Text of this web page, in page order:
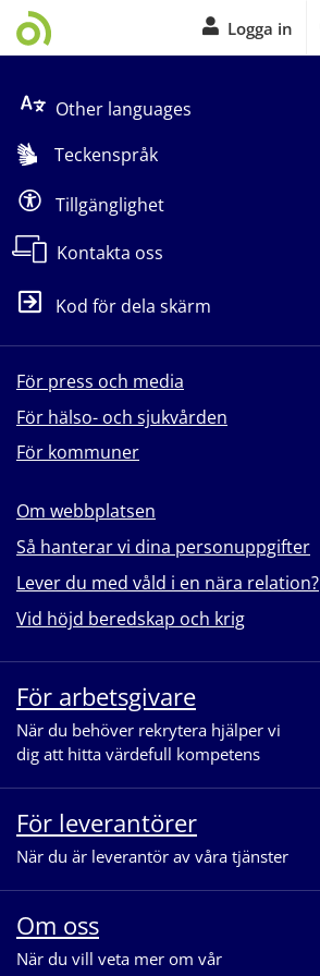
Logga in
Other languages
Teckenspråk
Tillgänglighet
Kontakta oss
Kod för dela skärm
För press och media
För hälso- och sjukvården
För kommuner
Om webbplatsen
Så hanterar vi dina personuppgifter
Lever du med våld i en nära relation?
Vid höjd beredskap och krig
För arbetsgivare
När du behöver rekrytera hjälper vi
dig att hitta värdefull kompetens
För leverantörer
När du är leverantör av våra tjänster
Om oss
När du vill veta mer om vår